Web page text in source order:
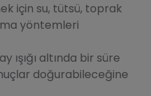
için su, tütsü, toprak
yöntemleri
ışığı altında bir süre
doğurabileceğine